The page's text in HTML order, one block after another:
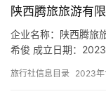
陕西腾旅旅游有
企业名称：陕西腾旅
希俊 成立日期：
小区3号楼1单元101
旅行社信息目录 2023年